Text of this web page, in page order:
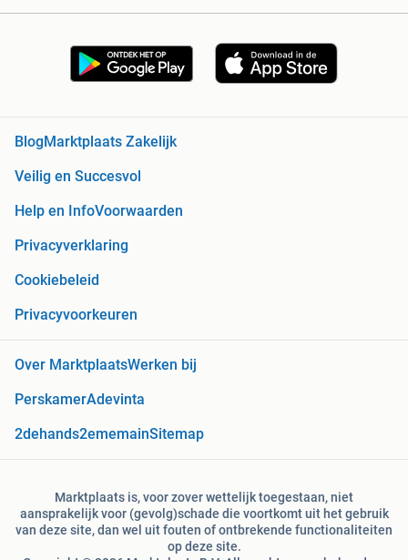
BlogMarktplaats Zakelijk
Veilig en Succesvol
Help en InfoVoorwaarden
Privacyverklaring
Cookiebeleid
Privacyvoorkeuren
Over MarktplaatsWerken bij
PerskamerAdevinta
2dehands2ememainSitemap
Marktplaats is, voor zover wettelijk toegestaan, niet
aansprakelijk voor (gevolg)schade die voortkomt uit het gebruik
van deze site, dan wel uit fouten of ontbrekende functionaliteiten
op deze site.